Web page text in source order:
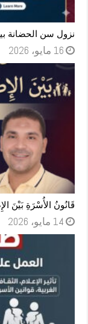
نزول سن الحضانة
16 مايو، 2026
قَانُونُ الأُسْرَةِ بَيْنَ
14 مايو، 2026